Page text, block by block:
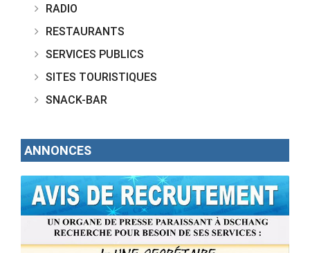
RADIO
RESTAURANTS
SERVICES PUBLICS
SITES TOURISTIQUES
SNACK-BAR
ANNONCES